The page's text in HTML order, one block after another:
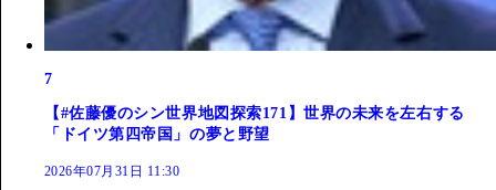
7
【#佐藤優のシン世界地図探索171】世界の未来を左右する
「ドイツ第四帝国」の夢と野望
2026年07月31日 11:30